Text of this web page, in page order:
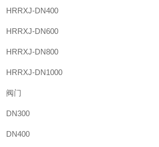
HRRXJ-DN400
HRRXJ-DN600
HRRXJ-DN800
HRRXJ-DN1000
阀门
DN300
DN400